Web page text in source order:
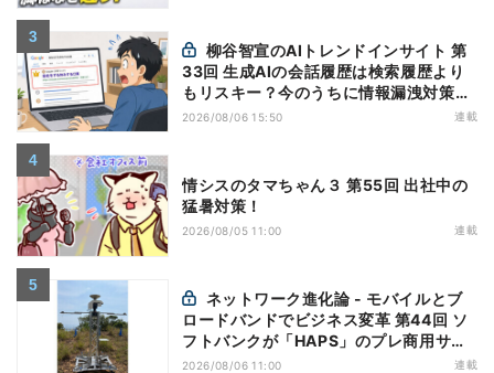
33回 生成AIの会話履歴は検索履歴より
もリスキー？今のうちに情報漏洩対策を
万全にしておこう
2026/08/06 15:50 連載
情シスのタマちゃん３ 第55回 出社中の
猛暑対策！
2026/08/05 11:00 連載
ロードバンドでビジネス変革 第44回 ソ
フトバンクが「HAPS」のプレ商用サー
ビス開始を表明、本格的な商用展開のめ
2026/08/06 11:00 連載